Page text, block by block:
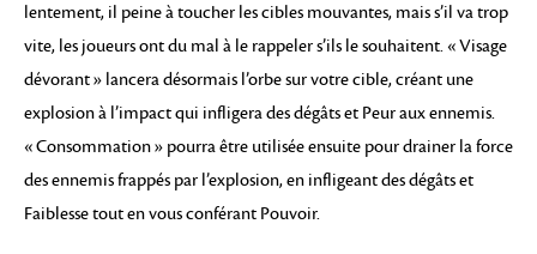
lentement, il peine à toucher les cibles mouvantes, mais s’il va trop
vite, les joueurs ont du mal à le rappeler s’ils le souhaitent. « Visage
dévorant » lancera désormais l’orbe sur votre cible, créant une
explosion à l’impact qui infligera des dégâts et Peur aux ennemis.
« Consommation » pourra être utilisée ensuite pour drainer la force
des ennemis frappés par l’explosion, en infligeant des dégâts et
Faiblesse tout en vous conférant Pouvoir.